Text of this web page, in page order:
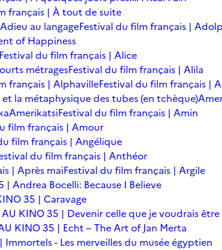
français | À tout de suite
au langageFestival du film français |
of Happiness
Festival du film français | Alice
métragesFestival du film français | Alila
français | AlphavilleFestival du film français |
la métaphysique des tubes (en tchèque)
AmerikatsiFestival du film français | Amin
film français | Amour
film français | Angélique
du film français | Anthéor
| Après maiFestival du film français | Argile
| Andrea Bocelli: Because I Believe
35 | Caravage
AU KINO 35 | Devenir celle que je voudrais être
KINO 35 | Echt – The Art of Jan Merta
Immortels - Les merveilles du musée égyptien